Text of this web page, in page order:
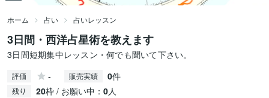
ホーム 占い 占いレッスン
3日間・西洋占星術を教えます
3日間短期集中レッスン・何でも聞いて下さい。
評価 - 販売実績 0件
残り 20枠 / お願い中： 0人